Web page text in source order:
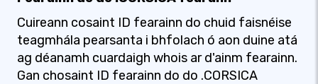
Cuireann cosaint ID fearainn do chuid faisnéise
teagmhála pearsanta i bhfolach ó aon duine atá
ag déanamh cuardaigh whois ar d'ainm fearainn.
Gan chosaint ID fearainn do do .CORSICA